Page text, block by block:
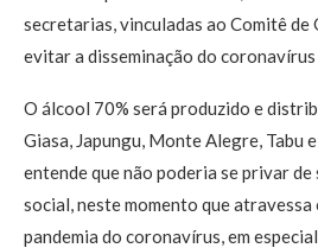
secretarias, vinculadas ao Comitê de
evitar a disseminação do
O álcool 70% será produzido e
Giasa, Japungu, Monte Alegre, Tabu
entende que não poderia se privar
social, neste momento que atravessa
pandemia do coronavírus, em